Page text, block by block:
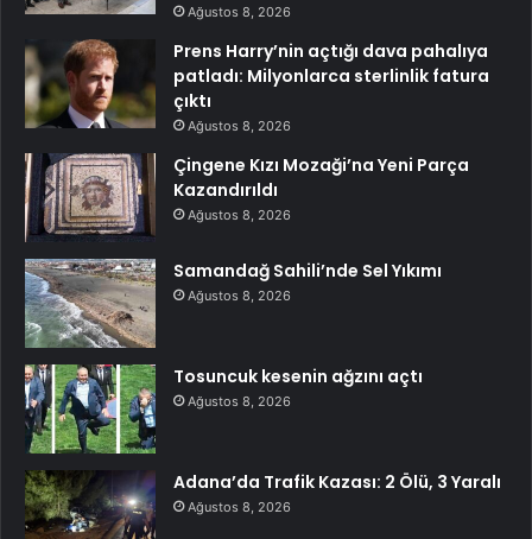
Ağustos 8, 2026
Prens Harry’nin açtığı dava pahalıya
patladı: Milyonlarca sterlinlik fatura
çıktı
Ağustos 8, 2026
Çingene Kızı Mozaği’na Yeni Parça
Kazandırıldı
Ağustos 8, 2026
Samandağ Sahili’nde Sel Yıkımı
Ağustos 8, 2026
Tosuncuk kesenin ağzını açtı
Ağustos 8, 2026
Adana’da Trafik Kazası: 2 Ölü, 3 Yaralı
Ağustos 8, 2026